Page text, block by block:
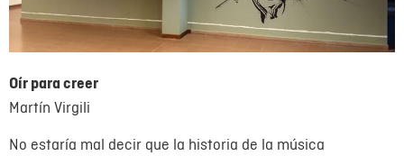
Oír para creer
Martín Virgili
No estaría mal decir que la historia de la música